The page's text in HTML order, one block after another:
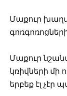
Մաքուր
Մաքուր
կռիվների մի
երբեք էլ չէր